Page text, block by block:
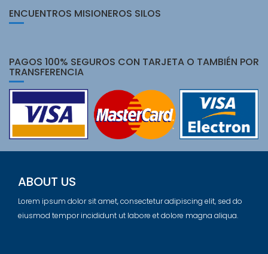
ENCUENTROS MISIONEROS SILOS
PAGOS 100% SEGUROS CON TARJETA O TAMBIÉN POR
TRANSFERENCIA
ABOUT US
Lorem ipsum dolor sit amet, consectetur adipiscing elit, sed do
eiusmod tempor incididunt ut labore et dolore magna aliqua.